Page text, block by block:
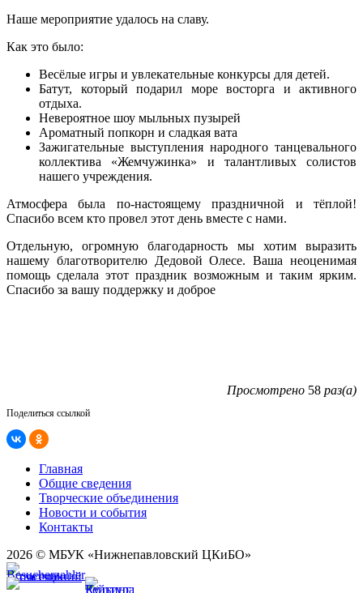
Наше мероприятие удалось на славу.
Как это было:
Весёлые игры и увлекательные конкурсы для детей.
Батут, который подарил море восторга и активного
отдыха.
Невероятное шоу мыльных пузырей
Ароматный попкорн и сладкая вата
Зажигательные выступления народного танцевального
коллектива «Жемчужинка» и талантливых солистов
нашего учреждения.
Атмосфера была по-настоящему праздничной и тёплой!
Спасибо всем кто провел этот день вместе с нами.
Отдельную, огромную благодарность мы хотим выразить
нашему благотворителю Дедовой Олесе. Ваша неоценимая
помощь сделала этот праздник возможным и таким ярким.
Спасибо за вашу поддержку и доброе
Просмотрено 58 раз(а)
Поделиться ссылкой
Главная
Общие сведения
Творческие объединения
Новости и события
Контакты
2026 © МБУК «Нижнепавловский ЦКиБО»